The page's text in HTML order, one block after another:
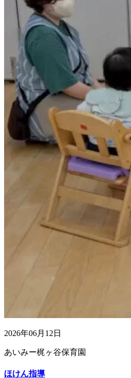
2026年06月12日
あいみー梶ヶ谷保育園
ほけん指導